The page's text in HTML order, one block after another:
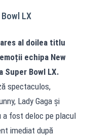
LX
al doilea titlu
echipa New
Super Bowl LX.
spectaculos,
Lady Gaga și
a fost deloc pe placul
imediat după